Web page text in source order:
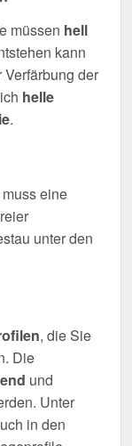
müssen hell
kann
der
helle
.
eine
unter den
, die Sie
Die
und
Unter
in den